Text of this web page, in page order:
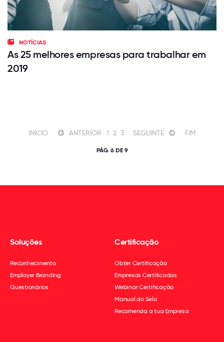
NOTÍCIAS
As 25 melhores empresas para trabalhar em
2019
INÍCIO ANTERIOR 1 2 3 SEGUINTE FIM
PÁG. 6 DE 9
Soluções
Reconhecimento
Employer Branding
Questionários
Certificação
Obter Certificação
Empresas Certificadas
Webinar Certificação
Manual do Selo
Recomenda a tua Empresa